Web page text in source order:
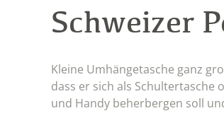
Schweizer
Kleine Umhängetasche ganz
dass er sich als Schultertasche
und Handy beherbergen soll